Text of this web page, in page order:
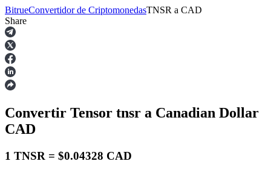
Futuros
BitrueConvertidor de CriptomonedasTNSR a CAD
Share
Convertir Tensor tnsr a Canadian Dollar
CAD
1 TNSR = $0.04328 CAD